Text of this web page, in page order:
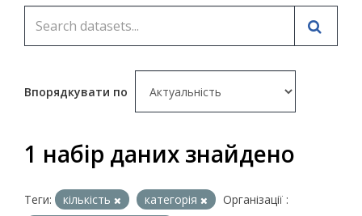
Впорядкувати по
1 набір даних знайдено
Теги: кількість категорія
Організації :